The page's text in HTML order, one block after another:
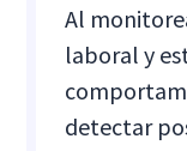
Al
laboral y
detectar